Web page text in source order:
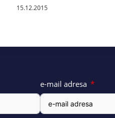
15.12.2015
e-mail adresa